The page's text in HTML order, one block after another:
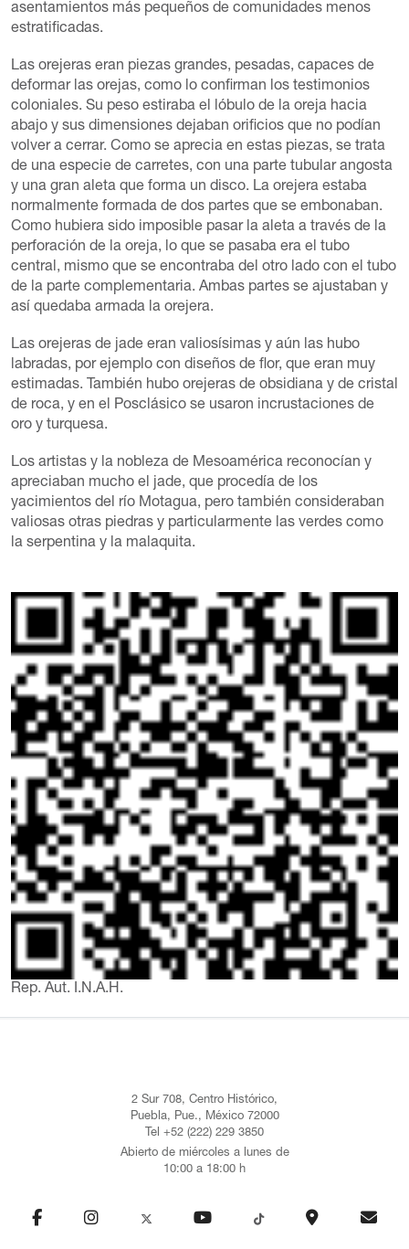
asentamientos más pequeños de comunidades menos
estratificadas.
Las orejeras eran piezas grandes, pesadas, capaces de
deformar las orejas, como lo confirman los testimonios
coloniales. Su peso estiraba el lóbulo de la oreja hacia
abajo y sus dimensiones dejaban orificios que no podían
volver a cerrar. Como se aprecia en estas piezas, se trata
de una especie de carretes, con una parte tubular angosta
y una gran aleta que forma un disco. La orejera estaba
normalmente formada de dos partes que se embonaban.
Como hubiera sido imposible pasar la aleta a través de la
perforación de la oreja, lo que se pasaba era el tubo
central, mismo que se encontraba del otro lado con el tubo
de la parte complementaria. Ambas partes se ajustaban y
así quedaba armada la orejera.
Las orejeras de jade eran valiosísimas y aún las hubo
labradas, por ejemplo con diseños de flor, que eran muy
estimadas. También hubo orejeras de obsidiana y de cristal
de roca, y en el Posclásico se usaron incrustaciones de
oro y turquesa.
Los artistas y la nobleza de Mesoamérica reconocían y
apreciaban mucho el jade, que procedía de los
yacimientos del río Motagua, pero también consideraban
valiosas otras piedras y particularmente las verdes como
la serpentina y la malaquita.
Rep. Aut. I.N.A.H.
2 Sur 708, Centro Histórico,
Puebla, Pue., México 72000
Tel +52 (222) 229 3850
Abierto de miércoles a lunes de
10:00 a 18:00 h